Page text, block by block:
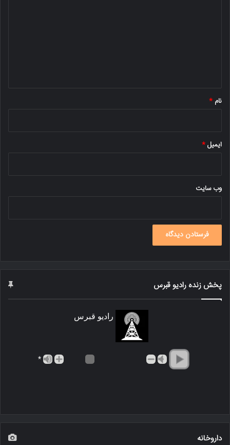
نام *
ایمیل*
وب‌ سایت
پخش زنده رادیو قبرس
رادیو قبرس
*
داروخانه